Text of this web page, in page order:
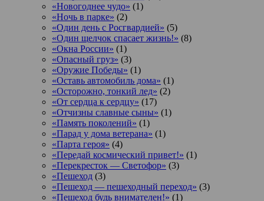
«Новогоднее чудо» (1)
«Ночь в парке» (2)
«Один день с Росгвардией» (5)
«Один щелчок спасает жизнь!» (8)
«Окна России» (1)
«Опасный груз» (3)
«Оружие Победы» (1)
«Оставь автомобиль дома» (1)
«Осторожно, тонкий лед» (2)
«От сердца к сердцу» (17)
«Отчизны славные сыны» (1)
«Память поколений» (1)
«Парад у дома ветерана» (1)
«Парта героя» (4)
«Передай космический привет!» (1)
«Перекресток — Светофор» (3)
«Пешеход (3)
«Пешеход — пешеходный переход» (3)
«Пешеход будь внимателен!» (1)